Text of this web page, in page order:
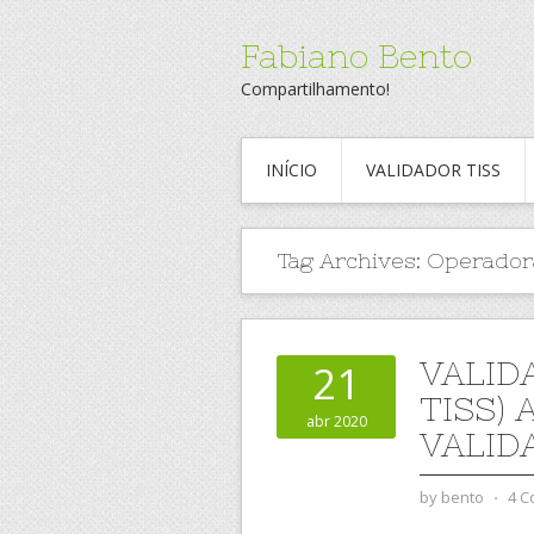
Fabiano Bento
Compartilhamento!
INÍCIO VALIDADOR TISS
Tag Archives:
21
abr 2020
TISS)
by bento ⋅ 4